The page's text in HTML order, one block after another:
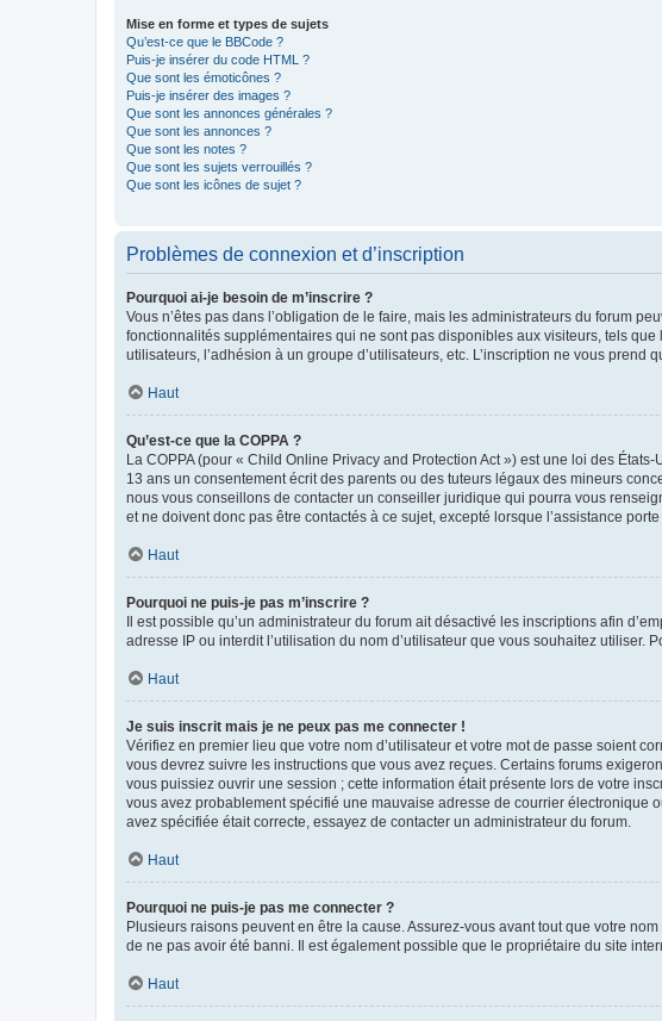
Mise en forme et types de sujets
Qu’est-ce que le BBCode ?
Puis-je insérer du code HTML ?
Que sont les émoticônes ?
Puis-je insérer des images ?
Que sont les annonces générales ?
Que sont les annonces ?
Que sont les notes ?
Que sont les sujets verrouillés ?
Que sont les icônes de sujet ?
Problèmes de connexion et d’inscription
Pourquoi ai-je besoin de m’inscrire ?
Vous n’êtes pas dans l’obligation de le faire, mais les administrateurs du forum
fonctionnalités supplémentaires qui ne sont pas disponibles aux visiteurs, tels
utilisateurs, l’adhésion à un groupe d’utilisateurs, etc. L’inscription ne vous prend
Haut
Qu’est-ce que la COPPA ?
La COPPA (pour « Child Online Privacy and Protection Act ») est une loi des
13 ans un consentement écrit des parents ou des tuteurs légaux des mineurs
nous vous conseillons de contacter un conseiller juridique qui pourra vous
et ne doivent donc pas être contactés à ce sujet, excepté lorsque l’assistance
Haut
Pourquoi ne puis-je pas m’inscrire ?
Il est possible qu’un administrateur du forum ait désactivé les inscriptions afin
adresse IP ou interdit l’utilisation du nom d’utilisateur que vous souhaitez utiliser.
Haut
Je suis inscrit mais je ne peux pas me connecter !
Vérifiez en premier lieu que votre nom d’utilisateur et votre mot de passe soient
vous devrez suivre les instructions que vous avez reçues. Certains forums
vous puissiez ouvrir une session ; cette information était présente lors de votre
vous avez probablement spécifié une mauvaise adresse de courrier électronique
avez spécifiée était correcte, essayez de contacter un administrateur du forum.
Haut
Pourquoi ne puis-je pas me connecter ?
Plusieurs raisons peuvent en être la cause. Assurez-vous avant tout que votre
de ne pas avoir été banni. Il est également possible que le propriétaire du site
Haut